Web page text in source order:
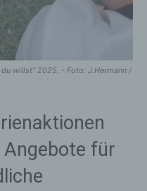
willst“ 2025. - Foto: J.Hermann /
für